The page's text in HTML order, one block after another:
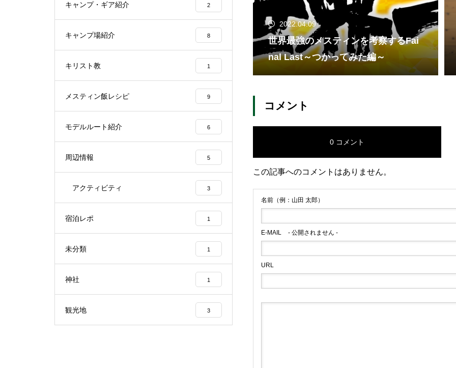
2022.04.09
世界最強のメスティンを考察するFai
nal Last～つかってみた編～
コメント
0 コメント
この記事へのコメントはありません。
名前（例：山田 太郎）
E-MAIL - 公開されません -
URL
キャンプ・ギア紹介 2
キャンプ場紹介 8
キリスト教 1
メスティン飯レシピ 9
モデルルート紹介 6
周辺情報 5
アクティビティ 3
宿泊レポ 1
未分類 1
神社 1
観光地 3